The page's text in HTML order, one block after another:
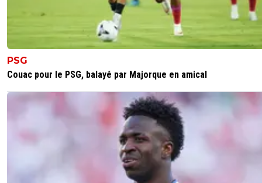
PSG
Couac pour le PSG, balayé par Majorque en amical